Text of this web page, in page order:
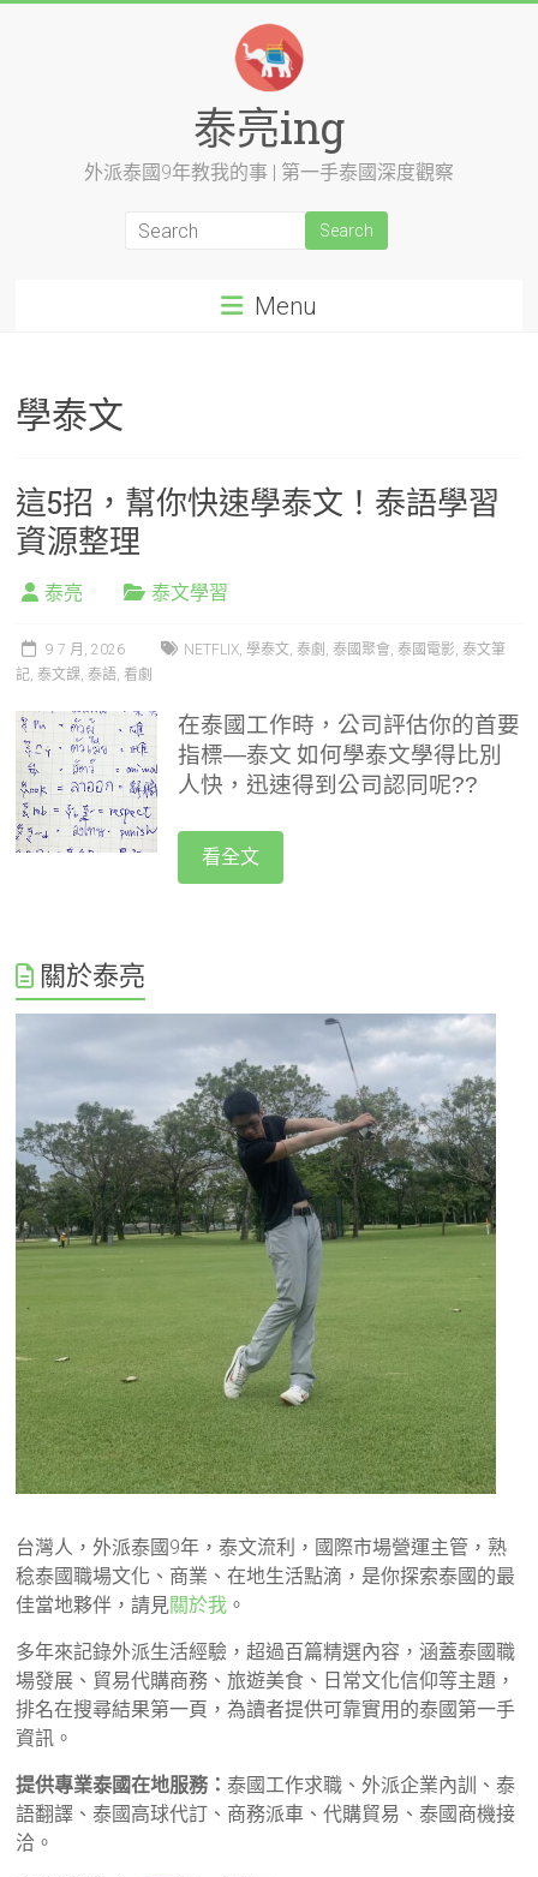
泰亮ing
外派泰國9年教我的事 | 第一手泰國深度觀察
Menu
學泰文
這5招，幫你快速學泰文！泰語學習
資源整理
泰亮 泰文學習
9 7 月, 2026 NETFLIX,學泰文,泰劇 ,泰國聚會,泰國電影,泰文筆
記,泰文課,泰語,看劇
在泰國工作時，公司評估你的首要
指標—泰文 如何學泰文學得比別
人快，迅速得到公司認同呢??
看全文
關於泰亮
台灣人，外派泰國9年，泰文流利，國際市場營運主管，熟
稔泰國職場文化、商業、在地生活點滴，是你探索泰國的最
佳當地夥伴，請見關於我 。
多年來記錄外派生活經驗，超過百篇精選內容，涵蓋泰國職
場發展、貿易代購商務、旅遊美食、日常文化信仰等主題，
排名在搜尋結果第一頁，為讀者提供可靠實用的泰國第一手
資訊。
提供專業泰國在地服務：泰國工作求職、外派企業內訓、泰
語翻譯、泰國高球代訂、商務派車、代購貿易、泰國商機接
洽。